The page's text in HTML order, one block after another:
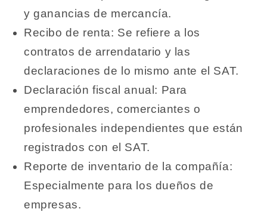
y ganancias de mercancía.
Recibo de renta: Se refiere a los
contratos de arrendatario y las
declaraciones de lo mismo ante el SAT.
Declaración fiscal anual: Para
emprendedores, comerciantes o
profesionales independientes que están
registrados con el SAT.
Reporte de inventario de la compañía:
Especialmente para los dueños de
empresas.